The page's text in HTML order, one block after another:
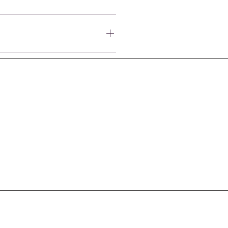
et affichés au
la créatrice Petit Poirier
14 jours. En savoir plus :